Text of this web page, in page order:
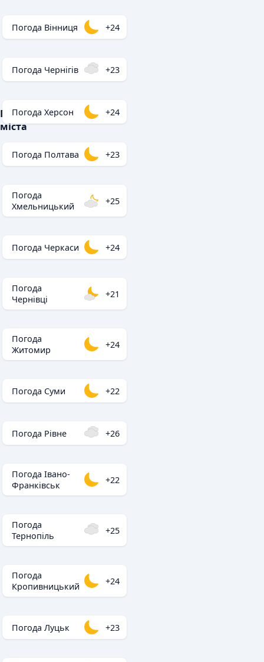
Популярні
міста
Погода Вінниця +24
Погода Чернігів +23
Погода Херсон +24
Погода Полтава +23
Погода
Хмельницький
+25
Погода Черкаси +24
Погода
Чернівці
+21
Погода
Житомир
+24
Погода Суми +22
Погода Рівне +26
Погода Івано-
Франківськ
+22
Погода
Тернопіль
+25
Погода
Кропивницький
+24
Погода Луцьк +23